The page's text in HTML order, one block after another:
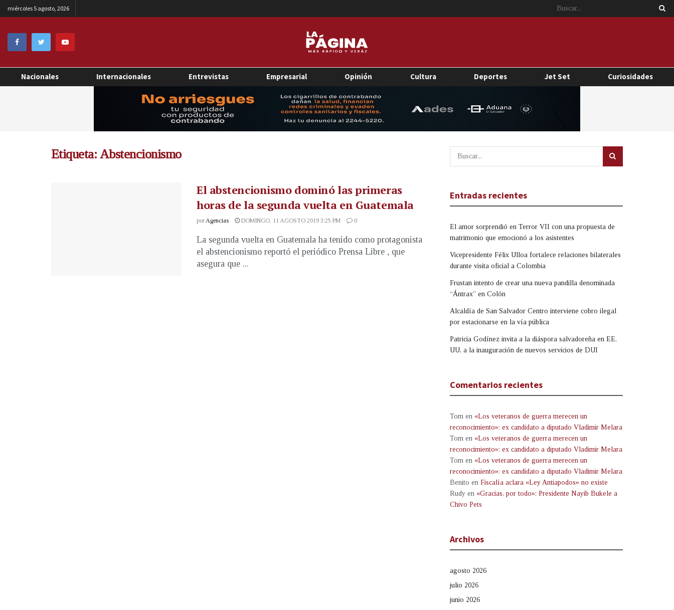
miércoles 5 agosto, 2026
Nacionales Internacionales Entrevistas Empresarial Opinión Cultura Deportes Jet Set Curiosidades
Etiqueta: Abstencionismo
El abstencionismo dominó las primeras
horas de la segunda vuelta en Guatemala
porAgencias DOMINGO, 11 AGOSTO 2019 3:25 PM 0
La segunda vuelta en Guatemala ha tenido como protagonista
el abstencionismo reportó el periódico Prensa Libre , que
asegura que ...
Entradas recientes
El amor sorprendió en Terror VII con una propuesta de
matrimonio que emocionó a los asistentes
Vicepresidente Félix Ulloa fortalece relaciones bilaterales
durante visita oficial a Colombia
Frustan intento de crear una nueva pandilla denominada
“Ántrax” en Colón
Alcaldía de San Salvador Centro interviene cobro ilegal
por estacionarse en la vía pública
Patricia Godínez invita a la diáspora salvadoreña en EE.
UU. a la inauguración de nuevos servicios de DUI
Comentarios recientes
Tom en «Los veteranos de guerra merecen un
reconocimiento»: ex candidato a diputado Vladimir Melara
Tom en «Los veteranos de guerra merecen un
reconocimiento»: ex candidato a diputado Vladimir Melara
Tom en «Los veteranos de guerra merecen un
reconocimiento»: ex candidato a diputado Vladimir Melara
Benito en Fiscalía aclara «Ley Antiapodos» no existe
Rudy en «Gracias, por todo»: Presidente Nayib Bukele a
Chivo Pets
Archivos
agosto 2026
julio 2026
junio 2026